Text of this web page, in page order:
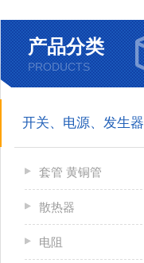
产品分类
PRODUCTS
开关、电源、发生器
套管 黄铜管
散热器
电阻